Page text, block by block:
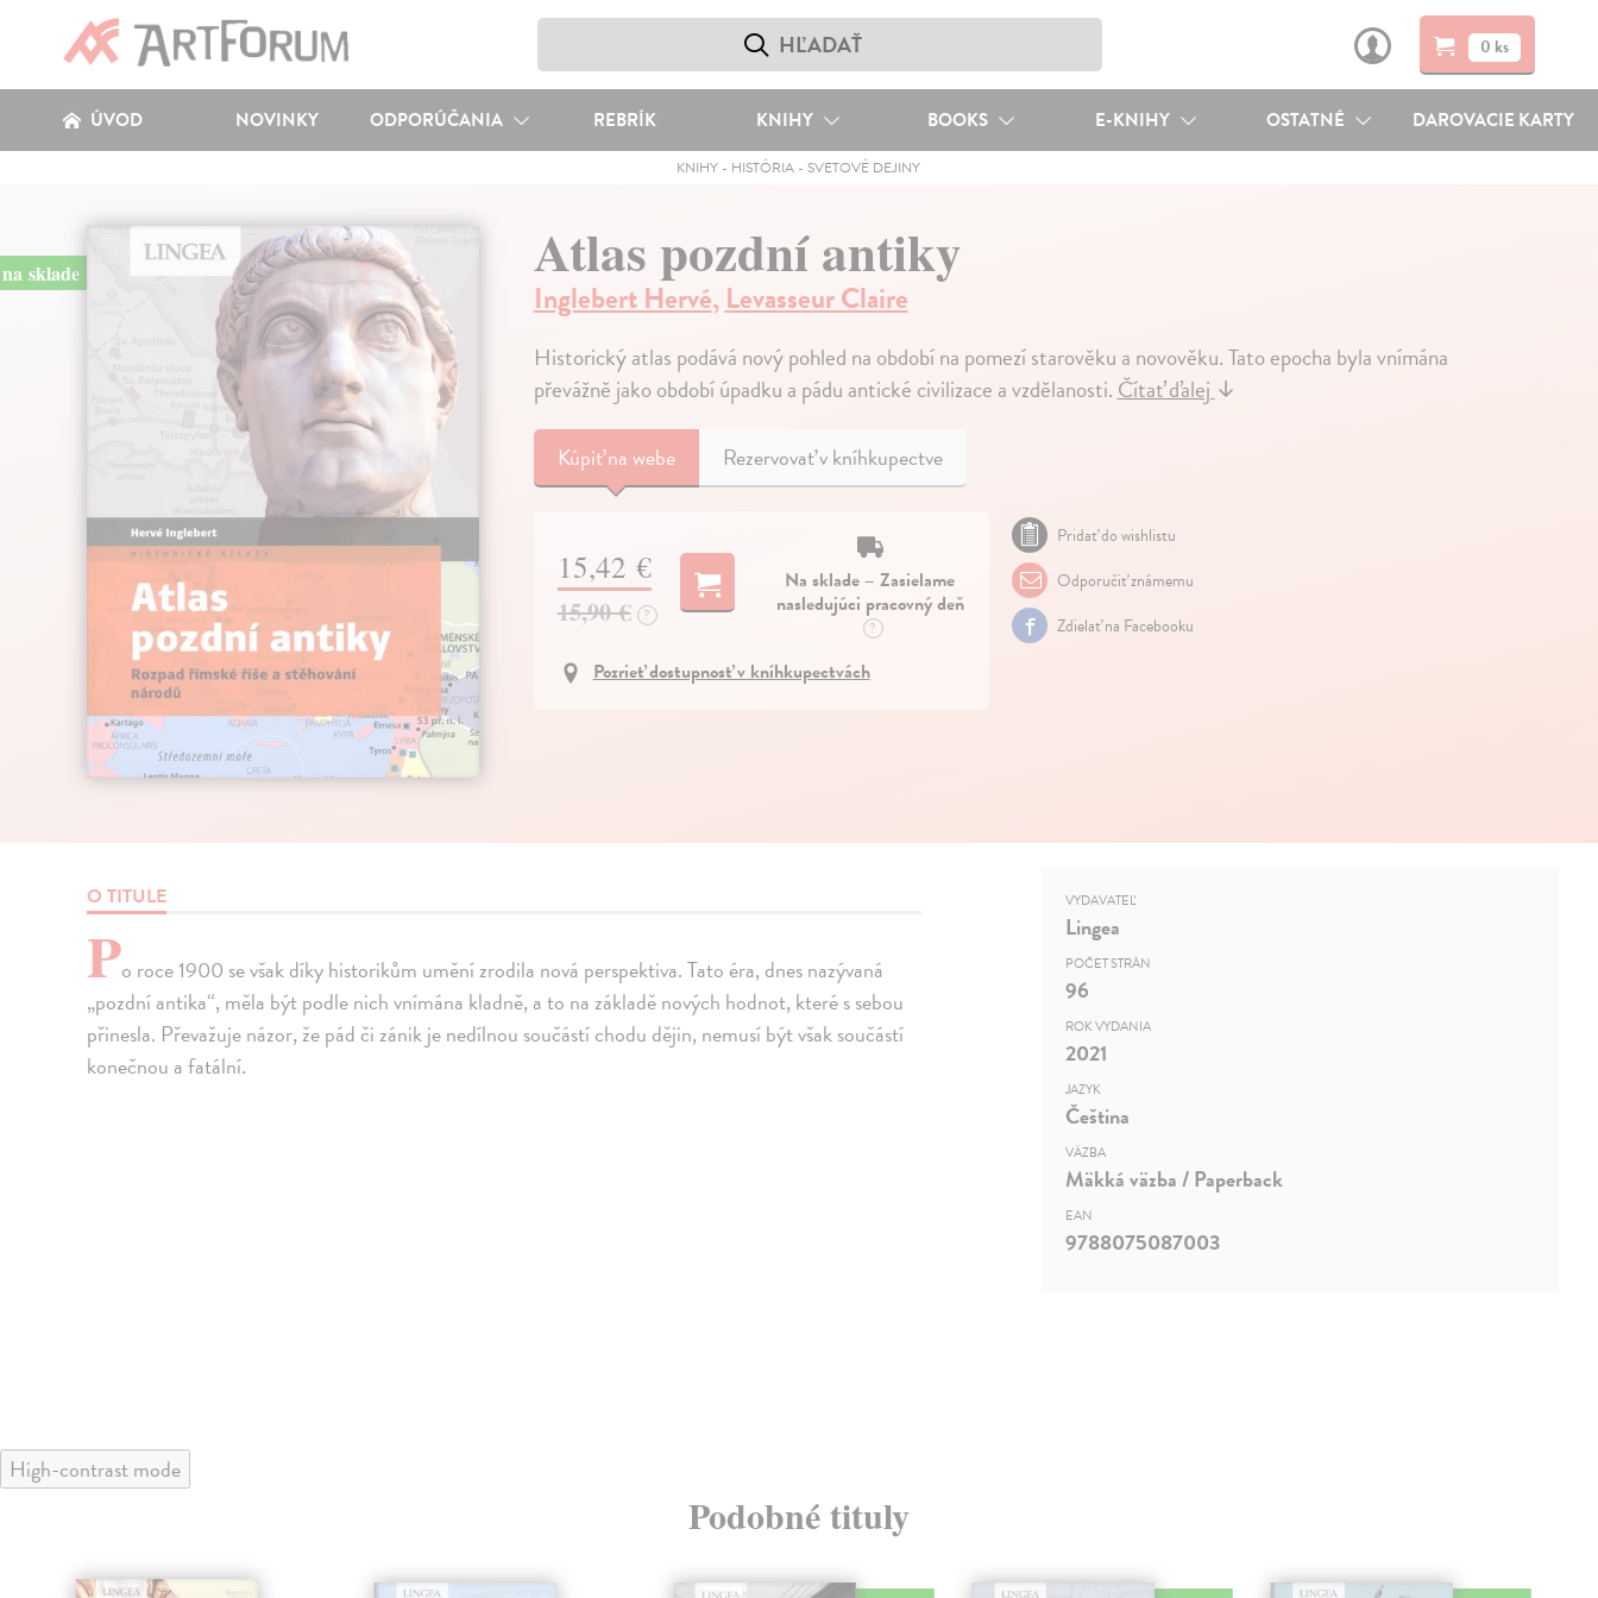
0 ks
ÚVOD NOVINKY ODPORÚČANIA REBRÍK KNIHY BOOKS E-KNIHY OSTATNÉ DAROVACIE KARTY
KNIHY - HISTÓRIA - SVETOVÉ DEJINY
na sklade Atlas pozdní antiky
Inglebert Hervé,Levasseur Claire
Historický atlas podává nový pohled na období na pomezí starověku a novověku. Tato epocha byla vnímána
převážně jako období úpadku a pádu antické civilizace a vzdělanosti.Čítať ďalej↓
Kúpiťna webe Rezervovať v kníhkupectve
15,42 €
15,90 € ?
Na sklade – Zasielame
nasledujúci pracovný deň
?
Pozrieť dostupnosť v kníhkupectvách
Pridať do wishlistu
Odporučiť známemu
Zdielať na Facebooku
O TITULE
Po roce 1900 se však díky historikům umění zrodila nová perspektiva. Tato éra, dnes nazývaná
„pozdní antika“, měla být podle nich vnímána kladně, a to na základě nových hodnot, které s sebou
přinesla. Převažuje názor, že pád či zánik je nedílnou součástí chodu dějin, nemusí být však součástí
konečnou a fatální.
VYDAVATEĽ
Lingea
POČET STRÁN
96
ROK VYDANIA
2021
JAZYK
Čeština
VÄZBA
Mäkká väzba / Paperback
EAN
9788075087003
High-contrast mode
Podobné tituly